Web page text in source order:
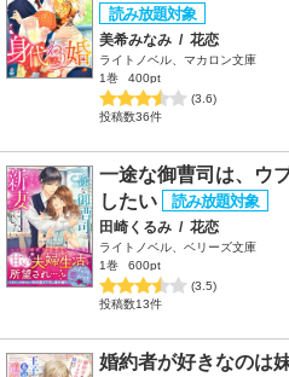
美希みなみ / 花恋
ライトノベル、マカロン文庫
1巻
400pt
(3.6)
投稿数36件
一途な御曹司は、ウ
したい
田崎くるみ / 花恋
ライトノベル、ベリーズ文庫
1巻
600pt
(3.5)
投稿数13件
婚約者が好きなのは